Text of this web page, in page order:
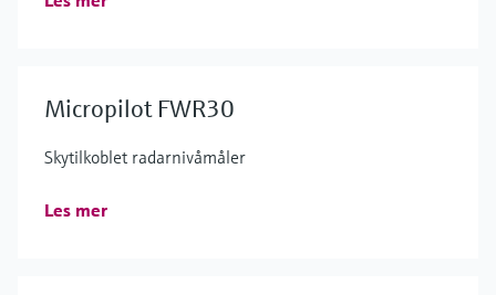
Micropilot FWR30
Skytilkoblet radarnivåmåler
Les mer